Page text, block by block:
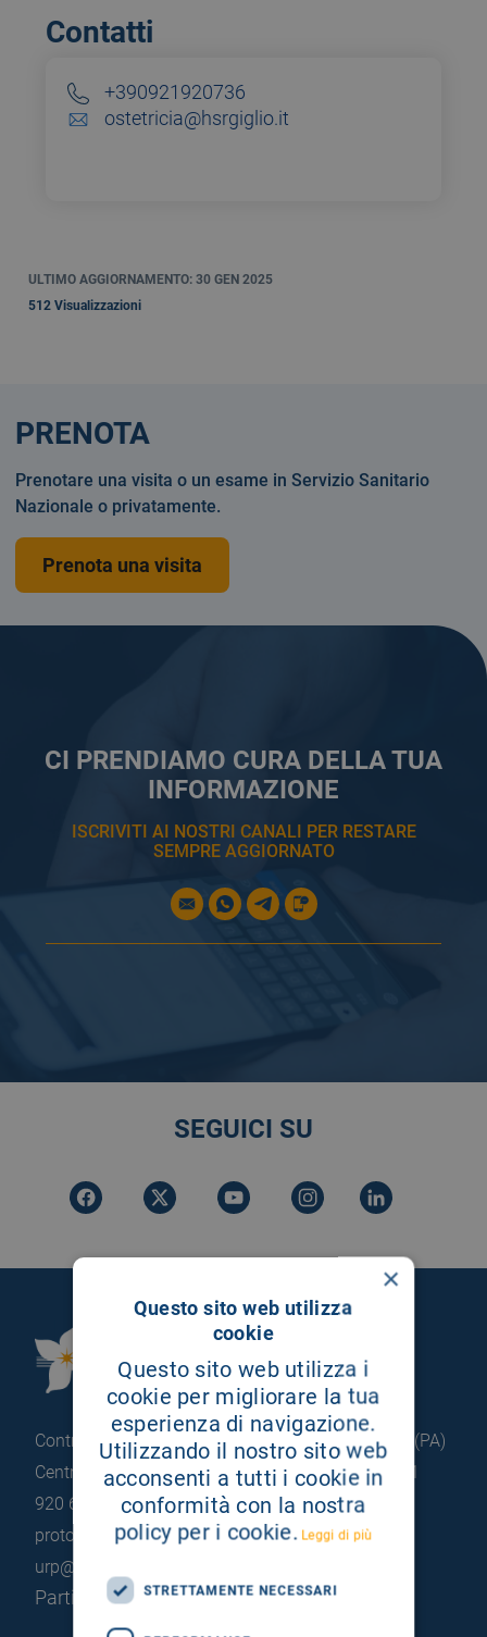
Contatti
+390921920736
ostetricia@hsrgiglio.it
ULTIMO AGGIORNAMENTO: 30 GEN 2025
512 Visualizzazioni
CI PRENDIAMO CURA DELLA TUA
INFORMAZIONE
ISCRIVITI AI NOSTRI CANALI PER RESTARE
SEMPRE AGGIORNATO
PRENOTA
Prenotare una visita o un esame in Servizio Sanitario
Nazionale o privatamente.
Prenota una visita
SEGUICI SU
Fondazione Istituto
G.Giglio di Cefalù
Contrada Pietrapollastra - Pisciotto 90015 Cefalù (PA)
Centralino: +39 0921 920 111 Portineria: +39 0921
920 663
protocollo@pec.hsrgiglio.it info@hsrgiglio.it
urp@hsrgiglio.it
Partita IVA: 05205490823
×
Questo sito web utilizza
cookie
Questo sito web utilizza i
cookie per migliorare la tua
esperienza di navigazione.
Utilizzando il nostro sito web
acconsenti a tutti i cookie in
conformità con la nostra
policy per i cookie. Leggi di più
STRETTAMENTE NECESSARI